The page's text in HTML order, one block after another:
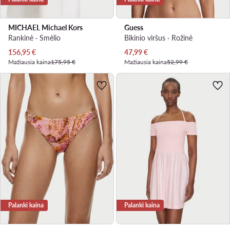
MICHAEL Michael Kors
Rankinė · Smėlio
Dabartinė kaina
156,95€
Mažiausia kaina175,95 €
Guess
Bikinio viršus · Rožinė
Dabartinė kaina
47,99€
Mažiausia kaina52,99 €
Palanki kaina Palanki kaina